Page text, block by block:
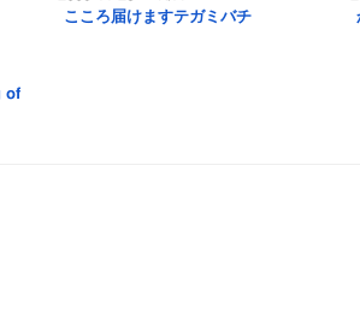
こころ届けますテガミバチ
of